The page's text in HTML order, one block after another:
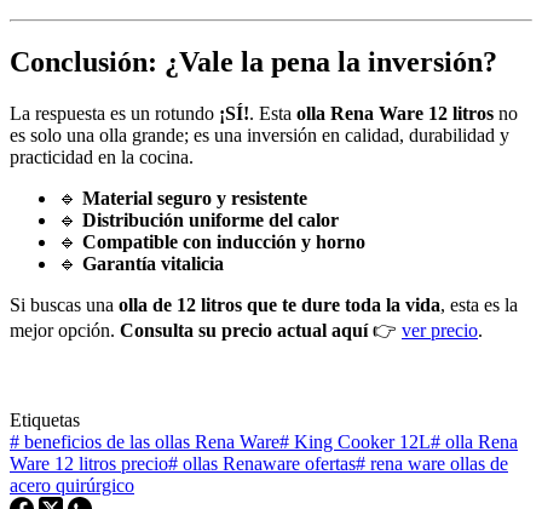
Conclusión: ¿Vale la pena la inversión?
La respuesta es un rotundo ¡SÍ!. Esta olla Rena Ware 12 litros no
es solo una olla grande; es una inversión en calidad, durabilidad y
practicidad en la cocina.
🔹 Material seguro y resistente
🔹 Distribución uniforme del calor
🔹 Compatible con inducción y horno
🔹 Garantía vitalicia
Si buscas una olla de 12 litros que te dure toda la vida, esta es la
mejor opción. Consulta su precio actual aquí👉 ver precio.
Etiquetas
# beneficios de las ollas Rena Ware# King Cooker 12L# olla Rena
Ware 12 litros precio# ollas Renaware ofertas# rena ware ollas de
acero quirúrgico